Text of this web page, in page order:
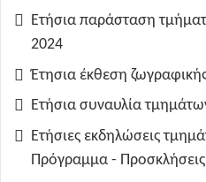
Ετήσια παράσταση
2024
Έτησια έκθεση
Ετήσια συναυλία
Ετήσιες εκδηλώσεις
Πρόγραμμα - Προσκλήσεις